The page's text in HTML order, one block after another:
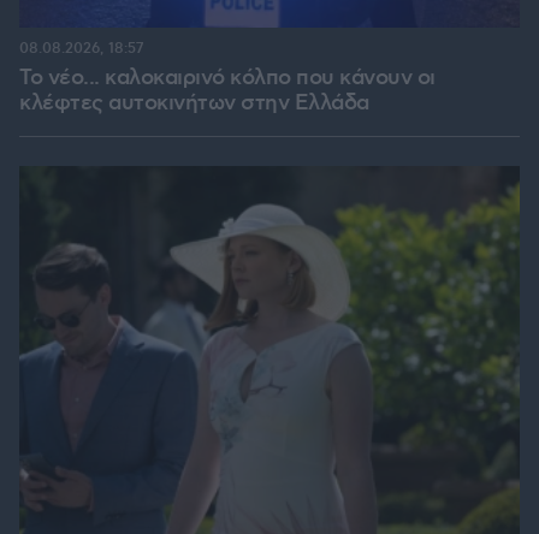
Το νέο... καλοκαιρινό κόλπο που κάνουν οι
κλέφτες αυτοκινήτων στην Ελλάδα
08.08.2026, 18:57